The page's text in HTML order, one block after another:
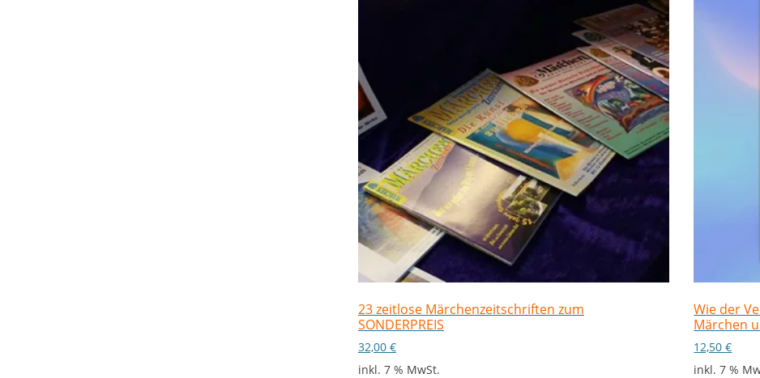
23 zeitlose Märchenzeitschriften zum
SONDERPREIS
32,00 €
inkl. 7 % MwSt.
Wie der
Märchen
12,50€
inkl. 7 %